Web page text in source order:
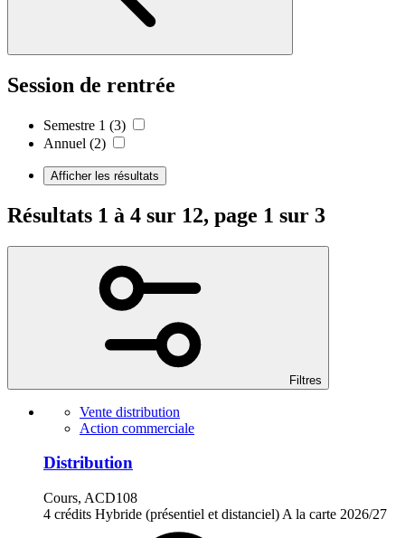
Session de rentrée
Semestre 1 (3)
Annuel (2)
Afficher les résultats
Résultats 1 à 4 sur 12, page 1 sur 3
Filtres
Vente distribution
Action commerciale
Distribution
Cours, ACD108
4 crédits Hybride (présentiel et distanciel) A la carte 2026/27